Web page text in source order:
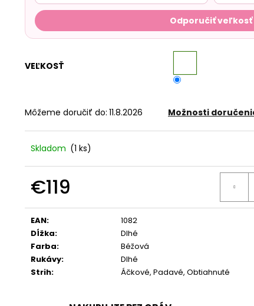
Odporučiť veľkosť
VEĽKOSŤ
Môžeme doručiť do: 11.8.2026 Možnosti
Skladom (1 ks)
€119
cena:
EAN:
1082
Dĺžka:
Dlhé
Farba:
Béžová
Rukávy:
Dlhé
Strih: Áčkové, Padavé, Obtiahnuté